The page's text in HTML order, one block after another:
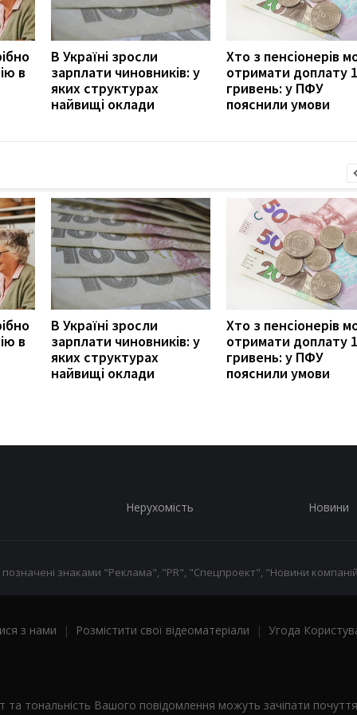
в
В Україні зросли
зарплати чиновників: у
яких структурах
найвищі оклади
Хто з пенсіонерів
отримати доплату
гривень: у ПФУ
пояснили умови
в
В Україні зросли
зарплати чиновників: у
яких структурах
найвищі оклади
Хто з пенсіонерів
отримати доплату
гривень: у ПФУ
пояснили умови
Нерухомість Новини
позначені знаками "Реклама", "PR", "Спецпроект", "Новини
з нами | Розмістити свої відеоматеріали | Угода
тональність Вашого повідомлення можуть зачіпати